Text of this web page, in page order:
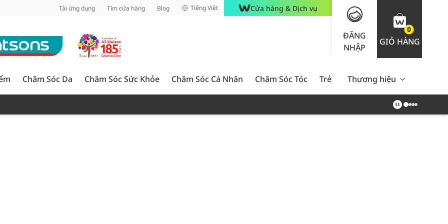
Tải ứng dụng Tìm cửa hàng Blog Tiếng Việt Cửa hàng & Dịch vụ
ĐĂNG
NHẬP
0
GIỎ HÀNG
Chăm Sóc Da Chăm Sóc Sức Khỏe Chăm Sóc Cá Nhân Chăm Sóc Tóc Trẻ Em Nam Giới Chăm Sóc
Thương hiệu